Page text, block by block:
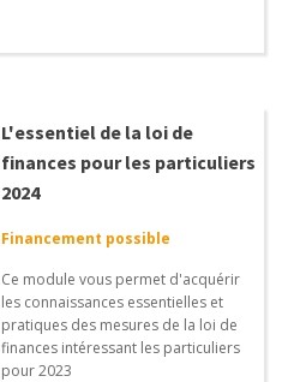
L'essentiel de la loi de
finances pour les particuliers
2024
Financement possible
Ce module vous permet d'acquérir
les connaissances essentielles et
pratiques des mesures de la loi de
finances intéressant les particuliers
pour 2023